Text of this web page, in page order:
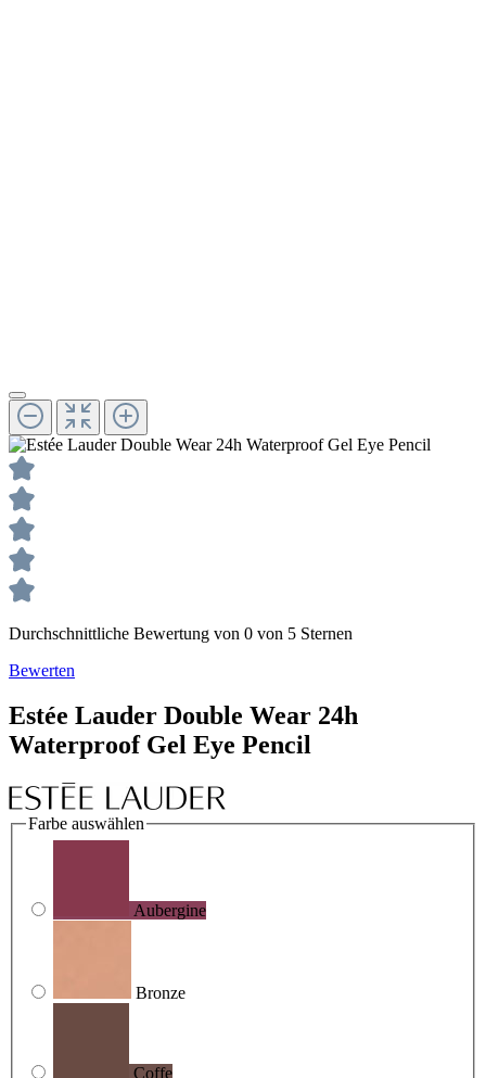
Durchschnittliche Bewertung von 0 von 5 Sternen
Bewerten
Estée Lauder Double Wear 24h
Waterproof Gel Eye Pencil
Farbe auswählen
Aubergine
Bronze
Coffe